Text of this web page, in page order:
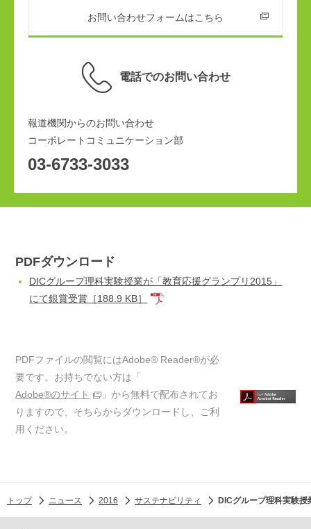
お問い合わせフォームはこちら
電話でのお問い合わせ
報道機関からのお問い合わせ
コーポレートコミュニケーション部
03-6733-3033
PDFダウンロード
DICグループ理科実験授業が「教育応援グランプリ2015」
にて銀賞受賞 ［188.9 KB］
PDFファイルの閲覧にはAdobe® Reader®が必
要です。お持ちでない方は「
Adobe®のサイト
」から無料で配布されてお
りますので、そちらからダウンロードし、ご利
用ください。
トップ ニュース 2016 サステナビリティ DICグループ理科実験